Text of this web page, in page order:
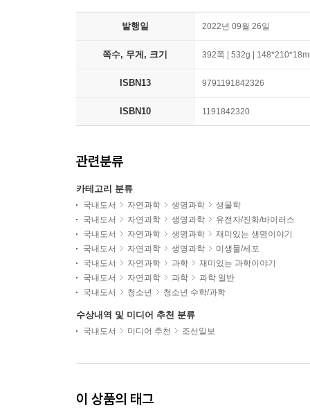
발행일 2022년 09월 26일
쪽수, 무게, 크기 392쪽 | 532g |
ISBN13 9791191842326
ISBN10 1191842320
관련분류
카테고리 분류
국내도서 자연과학 생명과학
생물학
국내도서
자연과학 생명과학
유전자/진화/바이러스
국내도서
자연과학 생명과학
재미있는 생명이야기
국내도서
자연과학 생명과학
미생물/세포
국내도서
자연과학 과학
재미있는 과학이야기
국내도서
자연과학 과학
과학 일반
국내도서
청소년 청소년 수학/과학
수상내역 및 미디어 추천 분류
국내도서 미디어 추천 조선일보
이 상품의 태그